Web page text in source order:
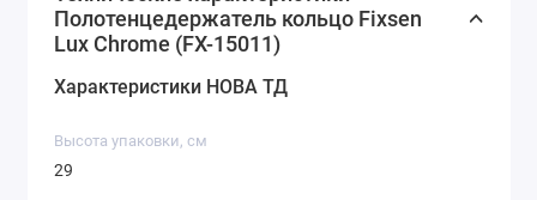
водой, протереть сухой мягкой тканью. В случае
покрытие не распространяется.
Полотенцедержатель кольцо Fixsen
Lux Chrome (FX-15011)
Характеристики НОВА ТД
Высота упаковки, см
29